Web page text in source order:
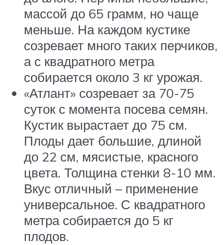
массой до 65 грамм, но чаще
меньше. На каждом кустике
созревает много таких перчиков,
а с квадратного метра
собирается около 3 кг урожая.
«Атлант» созревает за 70-75
суток с момента посева семян.
Кустик вырастает до 75 см.
Плоды дает большие, длиной
до 22 см, мясистые, красного
цвета. Толщина стенки 8-10 мм.
Вкус отличный – применение
универсальное. С квадратного
метра собирается до 5 кг
плодов.